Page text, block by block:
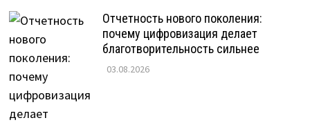
Отчетность нового поколения:
почему цифровизация делает
благотворительность сильнее
03.08.2026